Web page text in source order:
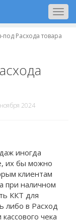
под Расхода товара
2024
иногда
их бы можно
клиентам
при наличном
ККТ для
либо в Расход
чека